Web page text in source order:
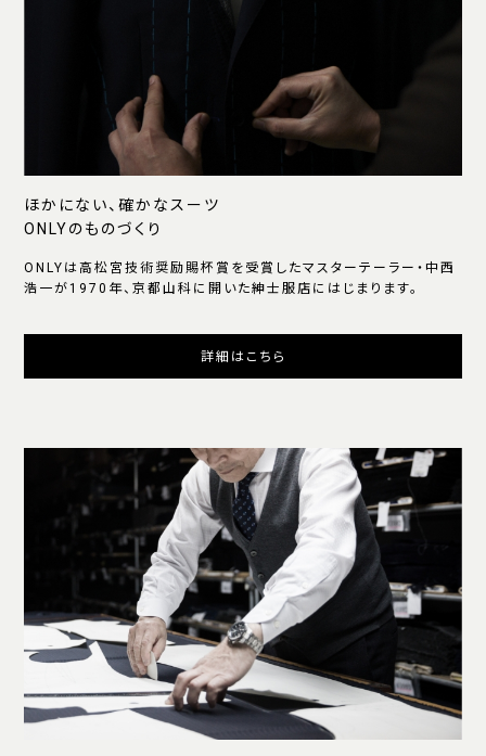
ほかにない、確かなスーツ
ONLYのものづくり
ONLYは高松宮技術奨励賜杯賞を受賞したマスターテーラー・中西
浩一が1970年、京都山科に開いた紳士服店にはじまります。
詳細はこちら